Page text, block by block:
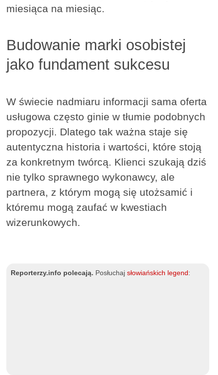
miesiąca na miesiąc.
Budowanie marki osobistej
jako fundament sukcesu
W świecie nadmiaru informacji sama oferta
usługowa często ginie w tłumie podobnych
propozycji. Dlatego tak ważna staje się
autentyczna historia i wartości, które stoją
za konkretnym twórcą. Klienci szukają dziś
nie tylko sprawnego wykonawcy, ale
partnera, z którym mogą się utożsamić i
któremu mogą zaufać w kwestiach
wizerunkowych.
Reporterzy.info polecają. Posłuchajsłowiańskich legend :